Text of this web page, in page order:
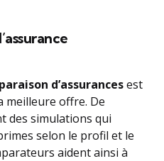
d’assurancesest
offre. De
des simulations qui
selon le profil et le
aident ainsi à